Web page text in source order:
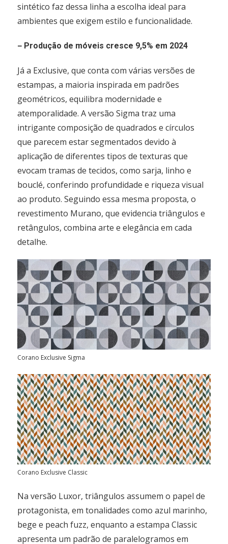
sintético faz dessa linha a escolha ideal para
ambientes que exigem estilo e funcionalidade.
– Produção de móveis cresce 9,5% em 2024
Já a Exclusive, que conta com várias versões de
estampas, a maioria inspirada em padrões
geométricos, equilibra modernidade e
atemporalidade. A versão Sigma traz uma
intrigante composição de quadrados e círculos
que parecem estar segmentados devido à
aplicação de diferentes tipos de texturas que
evocam tramas de tecidos, como sarja, linho e
bouclé, conferindo profundidade e riqueza visual
ao produto. Seguindo essa mesma proposta, o
revestimento Murano, que evidencia triângulos e
retângulos, combina arte e elegância em cada
detalhe.
Corano Exclusive Sigma
Corano Exclusive Classic
Na versão Luxor, triângulos assumem o papel de
protagonista, em tonalidades como azul marinho,
bege e peach fuzz, enquanto a estampa Classic
apresenta um padrão de paralelogramos em